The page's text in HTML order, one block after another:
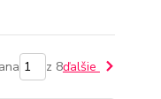
z 8ďalšie